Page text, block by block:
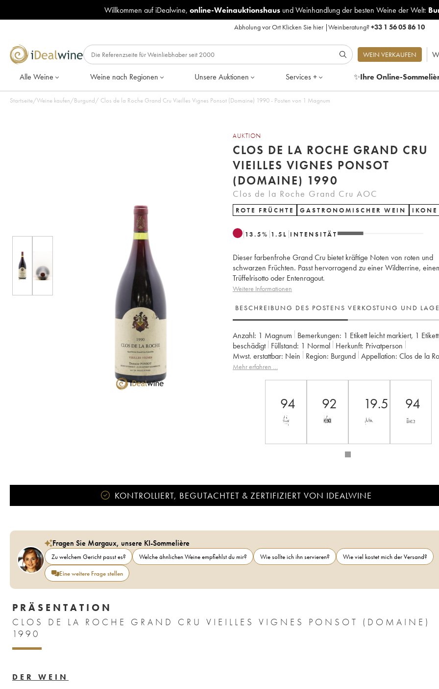
Willkommen auf iDealwine, online-Weinauktionshausund Weinhandlung der besten Weine der Welt:
Abholung vor Ort Klicken Sie hier|Weinberatung?+33 1 56 05 86 10
WEIN VERKAUFEN
Alle Weine Weine nach Regionen Unsere Auktionen Services + ✨Ihre Online-
Startseite/Weine kaufen/Burgund/ Clos de la Roche Grand Cru Vieilles Vignes Ponsot (Domaine) 1990 - Posten von 1 Magnum
AUKTION
CLOS DE LA ROCHE GRAND CRU
VIEILLES VIGNES PONSOT
(DOMAINE) 1990
Clos de la Roche Grand Cru AOC
ROTE FRÜCHTE GASTRONOMISCHER WEIN IKONE
13.5% 1.5 L INTENSITÄT
Dieser farbenfrohe Grand Cru bietet kräftige Noten von roten und
schwarzen Früchten. Passt hervorragend zu einer Wildterrine,
Trüffelrisotto oder Entenragout.
Weitere Informationen
BESCHREIBUNG DES POSTENS VERKOSTUNG UND
Anzahl: 1 Magnum Bemerkungen: 1 Etikett leicht markiert, 1
beschädigt Füllstand: 1 Normal Herkunft:
privatperson
Mwst. erstattbar:
nein Region: Burgund Appellation:
Clos de la
Klassifizierung:
Mehr erfahren …
94 92 19.5 94
KONTROLLIERT, BEGUTACHTET & ZERTIFIZIERT VON IDEALWINE
Fragen Sie Margaux, unsere KI-Sommelière
Zu welchem Gericht passt es? Welche ähnlichen Weine empfiehlst du mir? Wie sollte ich ihn servieren?
Wie viel kostet mich der Versand?
Eine weitere Frage stellen
PRÄSENTATION
CLOS DE LA ROCHE GRAND CRU VIEILLES VIGNES PONSOT (DOMAINE)
1990
DER WEIN